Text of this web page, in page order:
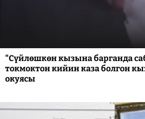
"Сүйлөшкөн кызына барганда
токмоктон кийин каза болгон
окуясы